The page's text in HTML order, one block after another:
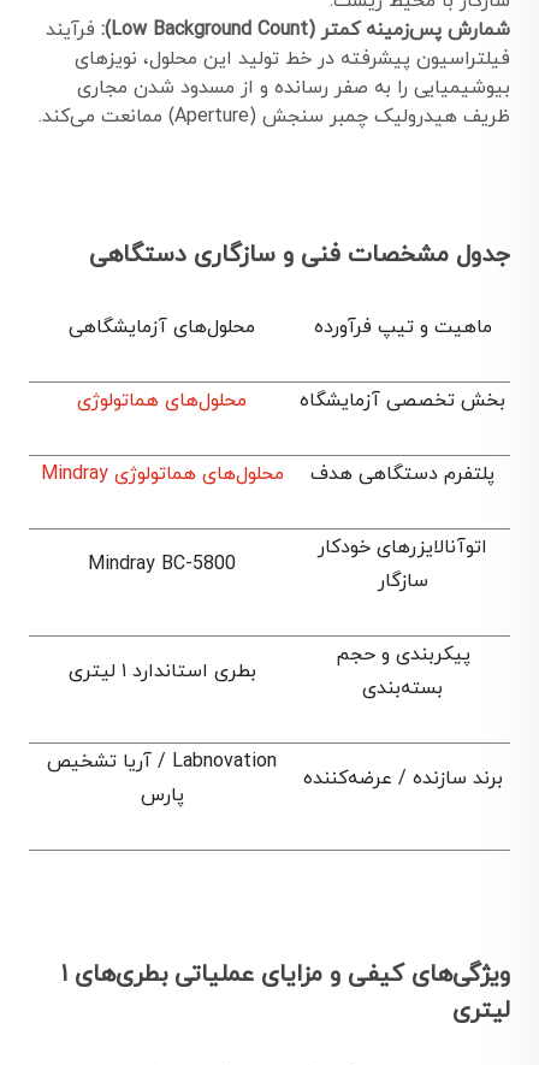
شمارش پس‌زمینه کمتر (Low Background Count):
فرآیند
فیلتراسیون پیشرفته در خط تولید این محلول، نویزهای
بیوشیمیایی را به صفر رسانده و از مسدود شدن مجاری
ظریف هیدرولیک چمبر سنجش (Aperture) ممانعت می‌کند.
جدول مشخصات فنی و سازگاری دستگاهی
ماهیت و تیپ فرآورده محلول‌های آزمایشگاهی
بخش تخصصی آزمایشگاه محلول‌های هماتولوژی
پلتفرم دستگاهی هدف محلول‌های هماتولوژی Mindray
اتوآنالایزرهای خودکار
سازگار
Mindray BC-5800
پیکربندی و حجم
بسته‌بندی
بطری استاندارد ۱ لیتری
برند سازنده / عرضه‌کننده
Labnovation / آریا تشخیص
پارس
ویژگی‌های کیفی و مزایای عملیاتی بطری‌های ۱
لیتری